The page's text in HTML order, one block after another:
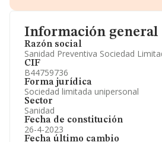
Información general
Razón social
Sanidad Preventiva Sociedad
CIF
B44759736
Forma jurídica
Sociedad limitada unipersonal
Sector
Sanidad
Fecha de constitución
26-4-2023
Fecha último cambio
Accionistas.
Artículos de prensa publicados
Información oficial y registral